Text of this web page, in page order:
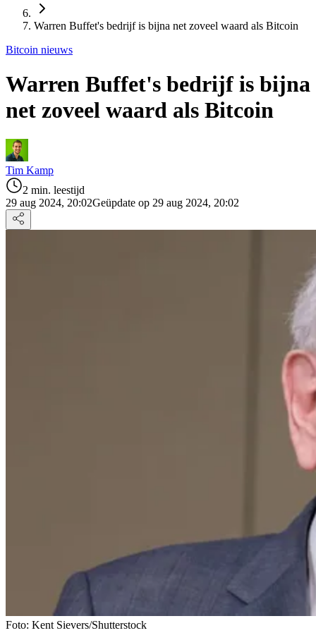
Warren Buffet's bedrijf is bijna net zoveel waard als Bitcoin
Bitcoin nieuws
Warren Buffet's bedrijf is bijna
net zoveel waard als Bitcoin
Tim Kamp
2 min. leestijd
29 aug 2024, 20:02Geüpdate op 29 aug 2024, 20:02
Foto: Kent Sievers/Shutterstock